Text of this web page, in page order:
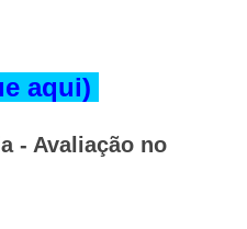
aqui)
- Avaliação no